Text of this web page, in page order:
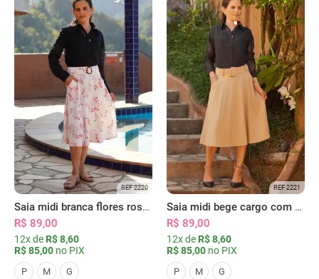
REF 2220
Saia midi branca flores rosas com bolsos
R$ 89,00
12x de R$ 8,60
R$ 85,00 no PIX
P M G
REF 2221
Saia midi bege cargo com bolsos
R$ 89,00
12x de R$ 8,60
R$ 85,00 no PIX
P M G